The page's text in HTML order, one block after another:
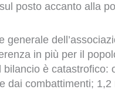
posto accanto alla
generale
in più per il
è
dai combattimenti; 1,2